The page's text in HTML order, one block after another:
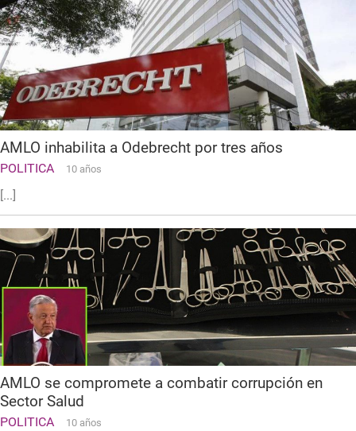
AMLO inhabilita a Odebrecht por tres años
POLITICA 10 años
[...]
AMLO se compromete a combatir corrupción en
Sector Salud
POLITICA 10 años